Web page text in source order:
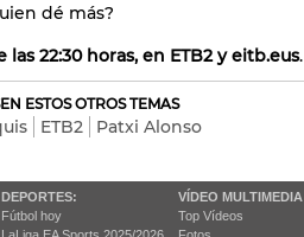
dé más?
las 22:30 horas, en ETB2 y eitb.eus.
ESTOS OTROS TEMAS
ETB2 Patxi Alonso
DEPORTES:
Fútbol hoy
VÍDEO MULTIMEDIA
Top Vídeos